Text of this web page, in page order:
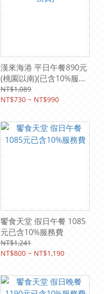
漢來海港 平日午餐890元
(桃園以南)(已含10%服務
費)
NT$1,089
NT$730 ~ NT$990
饗食天堂 假日午餐 1085
元已含10%服務費
NT$1,241
NT$800 ~ NT$1,190